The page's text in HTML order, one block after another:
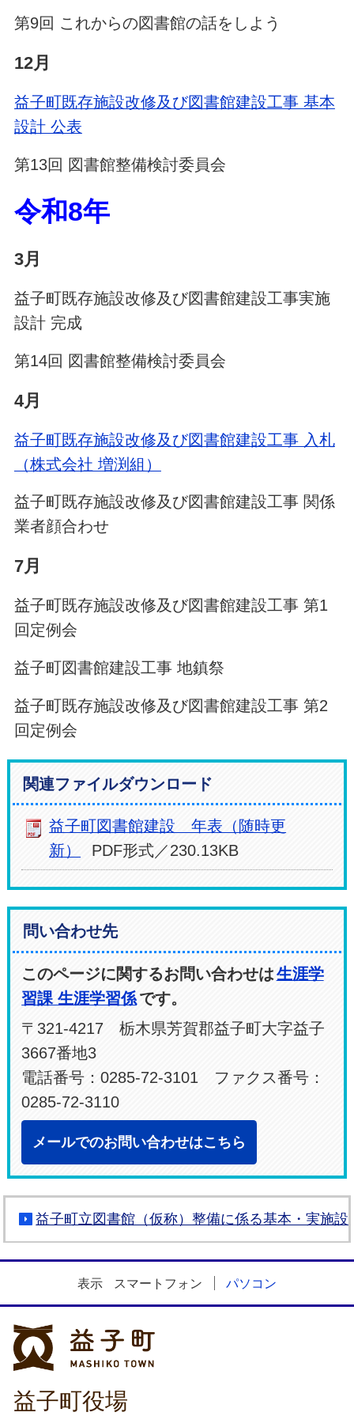
第9回 これからの図書館の話をしよう
12月
益子町既存施設改修及び図書館建設工事 基本
設計 公表
第13回 図書館整備検討委員会
令和8年
3月
益子町既存施設改修及び図書館建設工事実施
設計 完成
第14回 図書館整備検討委員会
4月
益子町既存施設改修及び図書館建設工事 入札
（株式会社 増渕組）
益子町既存施設改修及び図書館建設工事 関係
業者顔合わせ
7月
益子町既存施設改修及び図書館建設工事 第1
回定例会
益子町図書館建設工事 地鎮祭
益子町既存施設改修及び図書館建設工事 第2
回定例会
関連ファイルダウンロード
益子町図書館建設 年表（随時更
新）
PDF形式／230.13KB
問い合わせ先
このページに関するお問い合わせは生涯学
習課 生涯学習係です。
〒321-4217 栃木県芳賀郡益子町大字益子
3667番地3
電話番号：0285-72-3101 ファクス番号：
0285-72-3110
メールでのお問い合わせはこちら
益子町立図書館（仮称）整備に係る基本・実施
表示 スマートフォン パソコン
益子町役場